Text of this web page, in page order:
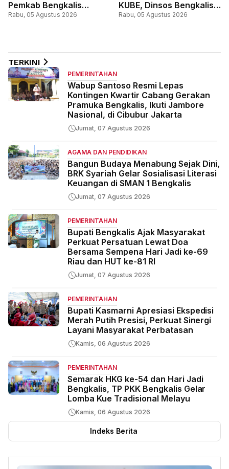
Pemkab Bengkalis
Gandeng Kemenko PM
Rabu, 05 Agustus 2026
KUBE, Dinsos Bengkalis
Perkuat Pemberdayaan
Rabu, 05 Agustus 2026
TERKINI
PEMERINTAHAN
Wabup Santoso Resmi Lepas
Kontingen Kwartir Cabang Gerakan
Pramuka Bengkalis, Ikuti Jambore
Nasional, di Cibubur Jakarta
Jumat, 07 Agustus 2026
AGAMA DAN PENDIDIKAN
Bangun Budaya Menabung Sejak Dini,
BRK Syariah Gelar Sosialisasi Literasi
Keuangan di SMAN 1 Bengkalis
Jumat, 07 Agustus 2026
PEMERINTAHAN
Bupati Bengkalis Ajak Masyarakat
Perkuat Persatuan Lewat Doa
Bersama Sempena Hari Jadi ke-69
Riau dan HUT ke-81 RI
Jumat, 07 Agustus 2026
PEMERINTAHAN
Bupati Kasmarni Apresiasi Ekspedisi
Merah Putih Presisi, Perkuat Sinergi
Layani Masyarakat Perbatasan
Kamis, 06 Agustus 2026
PEMERINTAHAN
Semarak HKG ke-54 dan Hari Jadi
Bengkalis, TP PKK Bengkalis Gelar
Lomba Kue Tradisional Melayu
Kamis, 06 Agustus 2026
Indeks Berita